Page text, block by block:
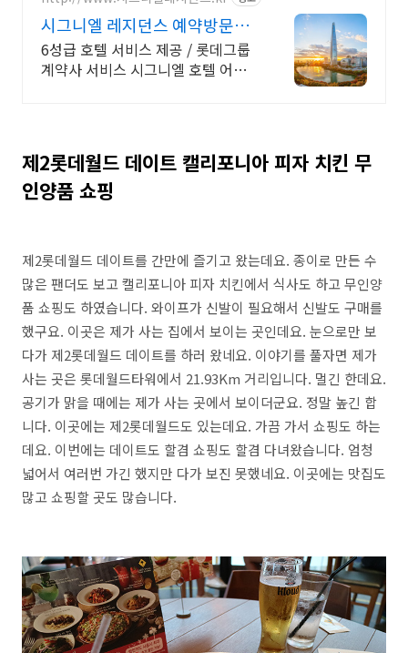
시그니엘 레지던스 예약방문제
VIP 갤러리 방문예약 신청
6성급 호텔 서비스 제공 / 롯데그룹
계약사 서비스 시그니엘 호텔 어메
제2롯데월드 데이트 캘리포니아 피자 치킨 무
인양품 쇼핑
제2롯데월드 데이트를 간만에 즐기고 왔는데요. 종이로 만든 수
많은 팬더도 보고 캘리포니아 피자 치킨에서 식사도 하고 무인양
품 쇼핑도 하였습니다. 와이프가 신발이 필요해서 신발도 구매를
했구요. 이곳은 제가 사는 집에서 보이는 곳인데요. 눈으로만 보
다가 제2롯데월드 데이트를 하러 왔네요. 이야기를 풀자면 제가
사는 곳은 롯데월드타워에서 21.93Km 거리입니다. 멀긴 한데요.
공기가 맑을 때에는 제가 사는 곳에서 보이더군요. 정말 높긴 합
니다. 이곳에는 제2롯데월드도 있는데요. 가끔 가서 쇼핑도 하는
데요. 이번에는 데이트도 할겸 쇼핑도 할겸 다녀왔습니다. 엄청
넓어서 여러번 가긴 했지만 다가 보진 못했네요. 이곳에는 맛집도
많고 쇼핑할 곳도 많습니다.